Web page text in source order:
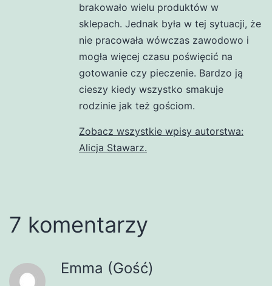
brakowało wielu produktów w
sklepach. Jednak była w tej sytuacji, że
nie pracowała wówczas zawodowo i
mogła więcej czasu poświęcić na
gotowanie czy pieczenie. Bardzo ją
cieszy kiedy wszystko smakuje
rodzinie jak też gościom.
Zobacz wszystkie wpisy autorstwa:
Alicja Stawarz.
7 komentarzy
Emma (Gość)